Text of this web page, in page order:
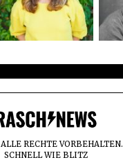
ALLE RECHTE VORBEHALTEN.
SCHNELL WIE BLITZ